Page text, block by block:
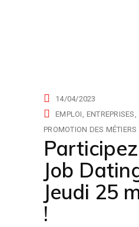
14/04/2023
EMPLOI ENTREPRISES
PROMOTION DES MÉTIERS
Job
Jeudi 25
!